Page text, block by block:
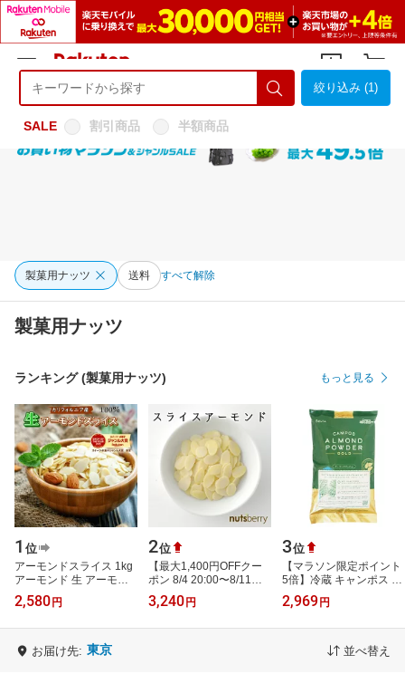
ようこそ 楽天市場へ ログイン
絞り込み (1)
SALE 割引商品 半額商品
製菓用ナッツ 送料 すべて解除
製菓用ナッツ
ランキング (製菓用ナッツ) もっと見る
1 位
アーモンドスライス 1kg
アーモンド 生 アーモン
ドスライス カリフォルニ
ア産 アーモンド ナッツ
2,580 円
2位
【最大1,400円OFFクー
ポン 8/4 20:00〜8/11
1:59】 【公式】スライス
アーモンド≪1kg≫【ナ
3,240 円
3位
【マラソン限定ポイント
5倍】冷蔵 キャンポス ア
ーモンドパウダー ゴール
ド 1kg｜デルタ
2,969 円
お届け先: 東京 並べ替え